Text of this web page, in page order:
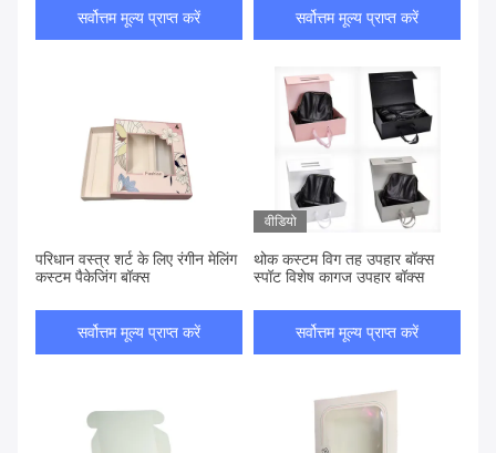
सर्वोत्तम मूल्य प्राप्त करें सर्वोत्तम मूल्य प्राप्त करें
परिधान वस्त्र शर्ट के लिए रंगीन मेलिंग
कस्टम पैकेजिंग बॉक्स
सर्वोत्तम मूल्य प्राप्त करें
वीडियो
थोक कस्टम विग तह उपहार बॉक्स
स्पॉट विशेष कागज उपहार बॉक्स
सर्वोत्तम मूल्य प्राप्त करें